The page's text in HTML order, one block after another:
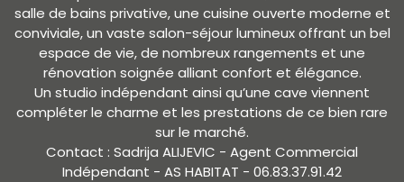
salle de bains privative, une cuisine ouverte moderne et
conviviale, un vaste salon-séjour lumineux offrant un bel
espace de vie, de nombreux rangements et une
rénovation soignée alliant confort et élégance.
Un studio indépendant ainsi qu’une cave viennent
compléter le charme et les prestations de ce bien rare
sur le marché.
Contact : Sadrija ALIJEVIC - Agent Commercial
Indépendant - AS HABITAT - 06.83.37.91.42